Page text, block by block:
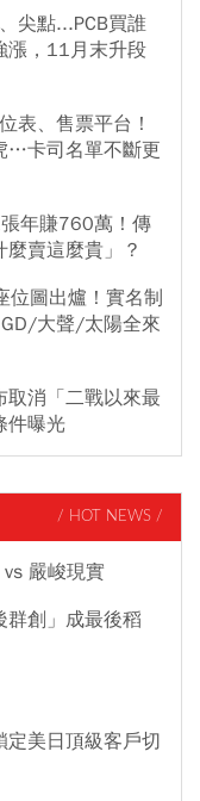
尖點...PCB買誰
漲，11月末升段
表、售票平台！
…卡司名單不斷更
年賺760萬！傳
賣這麼貴」？
位圖出爐！實名制
大聲/太陽全來
取消「二戰以來最
件曝光
/ HOT NEWS /
嚴峻現實
群創」成最後稻
定美日頂級客戶切